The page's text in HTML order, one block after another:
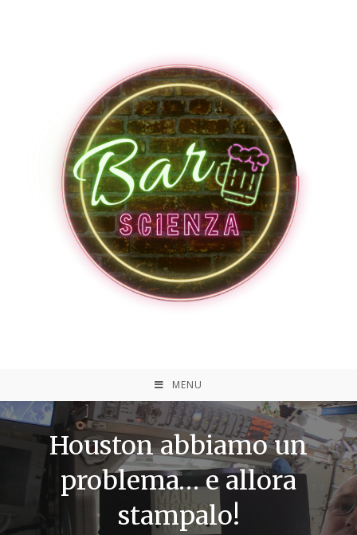
MENU
Houston abbiamo un
problema… e allora
stampalo!